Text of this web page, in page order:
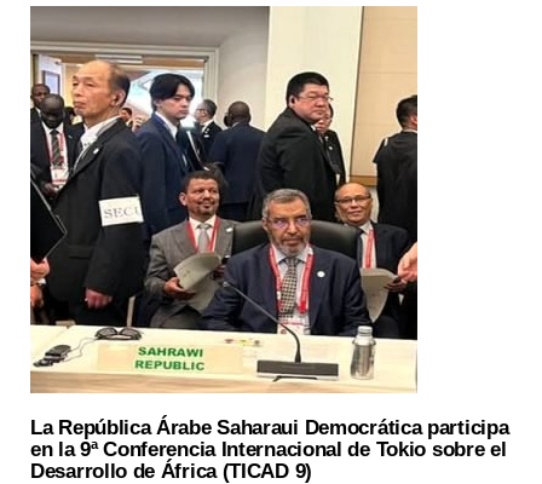
La República Árabe Saharaui Democrática participa
en la 9ª Conferencia Internacional de Tokio sobre el
Desarrollo de África (TICAD 9)